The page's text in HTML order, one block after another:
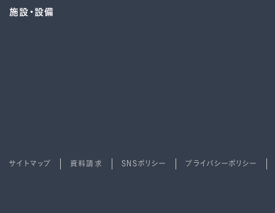
施設・設備
サイトマップ 資料請求 SNSポリシー プライバシーポリシー